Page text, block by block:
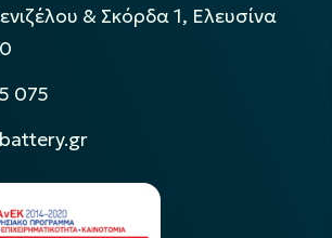
& Σκόρδα 1, Ελευσίνα
075